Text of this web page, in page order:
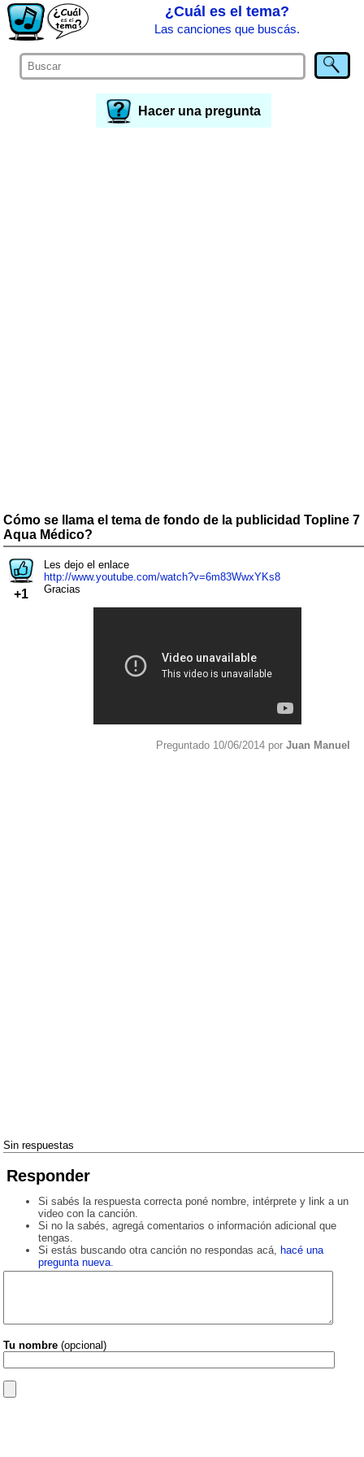
¿Cuál es el tema?
Las canciones que buscás.
Hacer una pregunta
Cómo se llama el tema de fondo de la publicidad Topline 7
Aqua Médico?
+1
Les dejo el enlace
http://www.youtube.com/watch?v=6m83WwxYKs8
Gracias
Preguntado 10/06/2014 por Juan Manuel
Sin respuestas
Responder
Si sabés la respuesta correcta poné nombre, intérprete y link a un
video con la canción.
Si no la sabés, agregá comentarios o información adicional que
tengas.
Si estás buscando otra canción no respondas acá, hacé una
pregunta nueva.
Tu nombre (opcional)